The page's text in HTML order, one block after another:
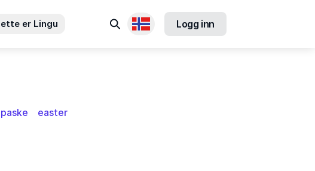
er Lingu Søk
Tilgjengelige språk
Logg inn
paske easter